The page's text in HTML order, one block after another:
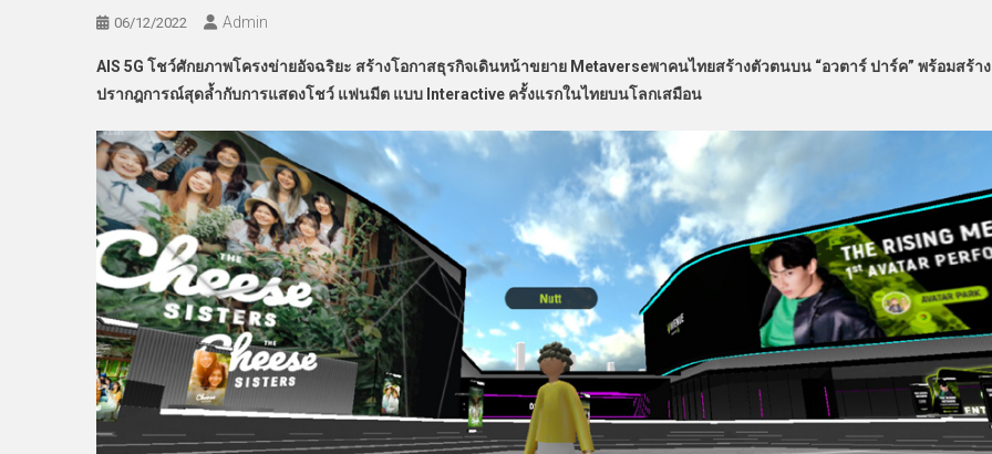
06/12/2022 Admin
AIS 5G โชว์ศักยภาพโครงข่ายอัจฉริยะ สร้างโอกาสธุรกิจเดินหน้าขยาย Metaverseพาคนไทยสร้างตัวตนบน “อวตาร์ ปาร์ค” พร้อมสร้าง
ปรากฎการณ์สุดล้ำกับการแสดงโชว์ แฟนมีต แบบ Interactive ครั้งแรกในไทยบนโลกเสมือน